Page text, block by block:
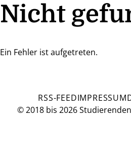
Nicht
Ein Fehler ist aufgetreten.
© 2018 bis 2026
RSS-FEEDIMPRESSUM